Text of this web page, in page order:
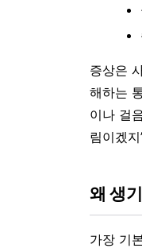
증상은
해하는
이나 걸
림이겠
왜 생
가장 기